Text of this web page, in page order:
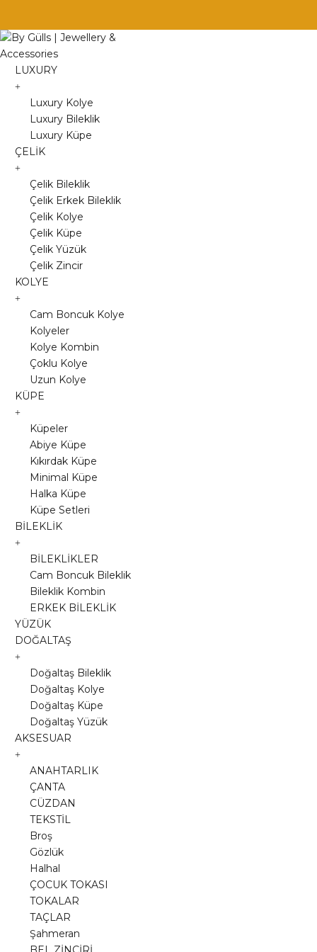
Skip
to
content
LUXURY
Luxury Kolye
Luxury Bileklik
Luxury Küpe
ÇELİK
Çelik Bileklik
Çelik Erkek Bileklik
Çelik Kolye
Çelik Küpe
Çelik Yüzük
Çelik Zincir
KOLYE
Cam Boncuk Kolye
Kolyeler
Kolye Kombin
Çoklu Kolye
Uzun Kolye
KÜPE
Küpeler
Abiye Küpe
Kıkırdak Küpe
Minimal Küpe
Halka Küpe
Küpe Setleri
BİLEKLİK
BİLEKLİKLER
Cam Boncuk Bileklik
Bileklik Kombin
ERKEK BİLEKLİK
YÜZÜK
DOĞALTAŞ
Doğaltaş Bileklik
Doğaltaş Kolye
Doğaltaş Küpe
Doğaltaş Yüzük
AKSESUAR
ANAHTARLIK
ÇANTA
CÜZDAN
TEKSTİL
Broş
Gözlük
Halhal
ÇOCUK TOKASI
TOKALAR
TAÇLAR
Şahmeran